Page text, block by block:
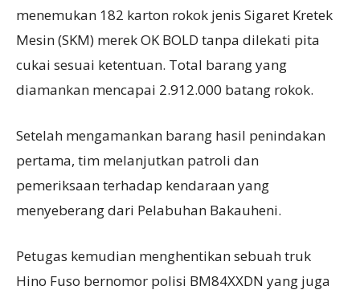
menemukan 182 karton rokok jenis Sigaret Kretek
Mesin (SKM) merek OK BOLD tanpa dilekati pita
cukai sesuai ketentuan. Total barang yang
diamankan mencapai 2.912.000 batang rokok.
Setelah mengamankan barang hasil penindakan
pertama, tim melanjutkan patroli dan
pemeriksaan terhadap kendaraan yang
menyeberang dari Pelabuhan Bakauheni.
Petugas kemudian menghentikan sebuah truk
Hino Fuso bernomor polisi BM84XXDN yang juga